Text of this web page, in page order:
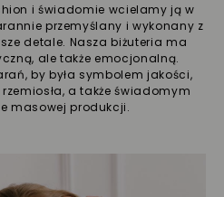
i świadomie wcielamy ją w
przemyślany i wykonany z
detale. Nasza biżuteria ma
ale także emocjonalną.
by była symbolem jakości,
a także świadomym
masowej produkcji.